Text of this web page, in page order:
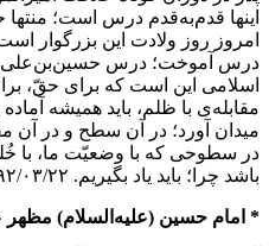
اینها قدم‌به‌قدم درس است؛
امروز روز ولادت این بزرگوار
درس آموخت؛ درس حسین‌بن‌علی
اسلامی این است که برای حقّ،
مقابله‌ی با ظلم، باید همیشه
میدان آورد؛ در آن سطح و در آن
در سطوحی که با وضعیّت ما، با
باشد چرا؛ باید یاد بگیریم. ۱۳۹۲/۰۳/۲۲
* امام حسین (علیه‌السلام) مظهر